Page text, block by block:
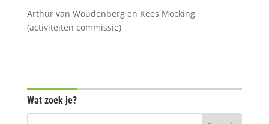
Arthur van Woudenberg en Kees Mocking
(activiteiten commissie)
Wat zoek je?